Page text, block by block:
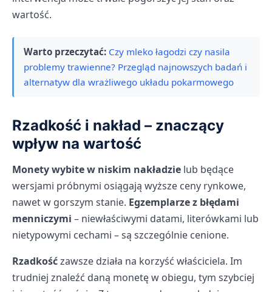
wartość.
Warto przeczytać: Czy mleko łagodzi czy nasila
problemy trawienne? Przegląd najnowszych badań i
alternatyw dla wrażliwego układu pokarmowego
Rzadkość i nakład – znaczący
wpływ na wartość
Monety wybite w niskim nakładzie lub będące
wersjami próbnymi osiągają wyższe ceny rynkowe,
nawet w gorszym stanie. Egzemplarze z błędami
menniczymi – niewłaściwymi datami, literówkami lub
nietypowymi cechami – są szczególnie cenione.
Rzadkośćzawsze działa na korzyść właściciela. Im
trudniej znaleźć daną monetę w obiegu, tym szybciej